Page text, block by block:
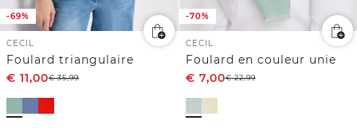
-69%
CECIL
Foulard triangulaire
€ 11,00€35,99
-70%
CECIL
Foulard en couleur unie
€ 7,00€22,99